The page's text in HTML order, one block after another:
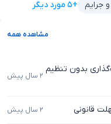
جرایم +۵ مورد دیگر
مشاهده همه
بدون تنظیم
۲ سال پیش
۲ سال پیش